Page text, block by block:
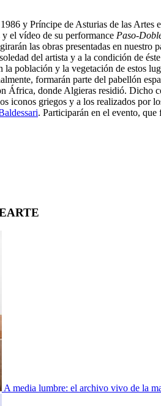
y Príncipe de Asturias de las
el vídeo de su performance Paso-
las obras presentadas en
del artista y a la condición de
población y la vegetación de estos
formarán parte del pabellón
África, donde Algieras residió.
iconos griegos y a los realizados
. Participarán en el evento,
A media lumbre: el archivo vivo de la